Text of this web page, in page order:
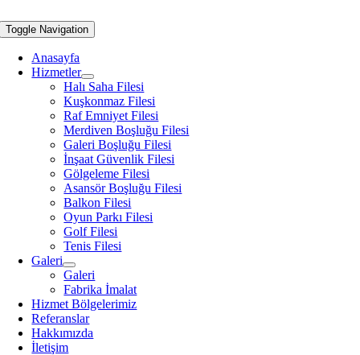
Toggle Navigation
Anasayfa
Hizmetler
Halı Saha Filesi
Kuşkonmaz Filesi
Raf Emniyet Filesi
Merdiven Boşluğu Filesi
Galeri Boşluğu Filesi
İnşaat Güvenlik Filesi
Gölgeleme Filesi
Asansör Boşluğu Filesi
Balkon Filesi
Oyun Parkı Filesi
Golf Filesi
Tenis Filesi
Galeri
Galeri
Fabrika İmalat
Hizmet Bölgelerimiz
Referanslar
Hakkımızda
İletişim